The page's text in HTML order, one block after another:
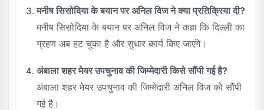
मनीष सिसोदिया के बयान पर अनिल विज ने क्या प्रतिक्रिया दी?
मनीष सिसोदिया के बयान पर अनिल विज ने कहा कि दिल्ली का
ग्रहण अब हट चुका है और सुधार कार्य किए जाएंगे।
अंबाला शहर मेयर उपचुनाव की जिम्मेदारी किसे सौंपी गई है?
अंबाला शहर मेयर उपचुनाव की जिम्मेदारी अनिल विज को सौंपी
गई है।